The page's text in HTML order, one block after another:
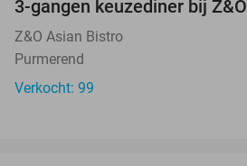
3-gangen keuzediner bij
Z&O Asian Bistro
Purmerend
Verkocht: 99